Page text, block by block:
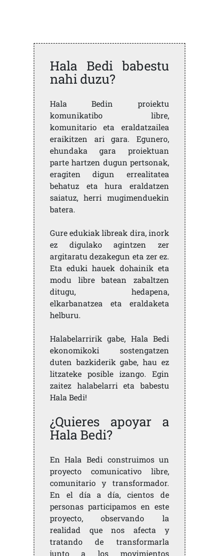
Hala Bedi babestu
nahi duzu?
Hala Bedin proiektu
komunikatibo libre,
komunitario eta eraldatzailea
eraikitzen ari gara. Egunero,
ehundaka gara proiektuan
parte hartzen dugun pertsonak,
eragiten digun errealitatea
behatuz eta hura eraldatzen
saiatuz, herri mugimenduekin
batera.
Gure edukiak libreak dira, inork
ez digulako agintzen zer
argitaratu dezakegun eta zer ez.
Eta eduki hauek dohainik eta
modu libre batean zabaltzen
ditugu, hedapena,
elkarbanatzea eta eraldaketa
helburu.
Halabelarririk gabe, Hala Bedi
ekonomikoki sostengatzen
duten bazkiderik gabe, hau ez
litzateke posible izango. Egin
zaitez halabelarri eta babestu
Hala Bedi!
¿Quieres apoyar a
Hala Bedi?
En Hala Bedi construimos un
proyecto comunicativo libre,
comunitario y transformador.
En el día a día, cientos de
personas participamos en este
proyecto, observando la
realidad que nos afecta y
tratando de transformarla
junto a los movimientos